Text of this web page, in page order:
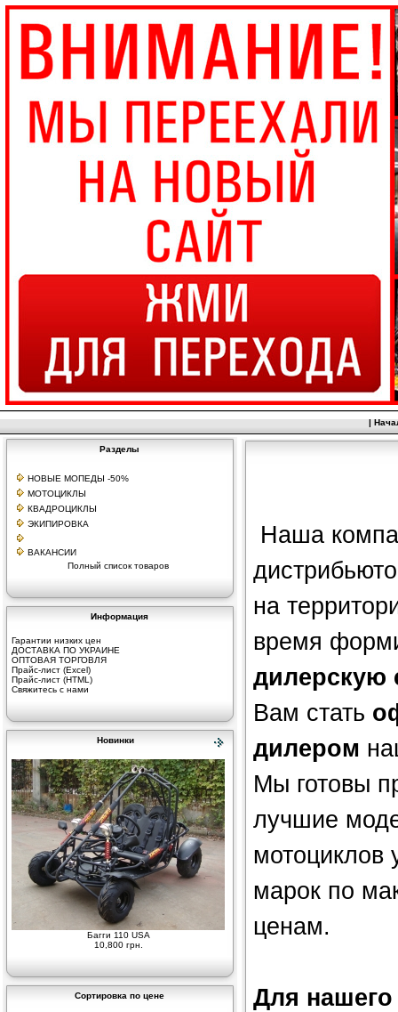
|
Разделы
НОВЫЕ МОПЕДЫ -50%
МОТОЦИКЛЫ
КВАДРОЦИКЛЫ
ЭКИПИРОВКА
ВАКАНСИИ
Полный список товаров
Информация
Гарантии низких цен
ДОСТАВКА ПО УКРАИНЕ
ОПТОВАЯ ТОРГОВЛЯ
Прайс-лист (Excel)
Прайс-лист (HTML)
Свяжитесь с нами
Новинки
Багги 110 USA
10,800 грн.
Сортировка по цене
Наша
на
время
дилерскую
Вам стать
дилером
Мы готовы
лучшие
мотоциклов
марок по
ценам.
Для